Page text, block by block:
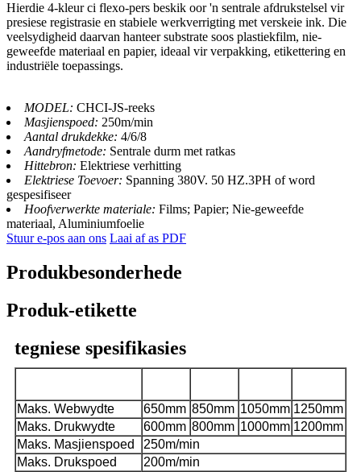
Hierdie 4-kleur ci flexo-pers beskik oor 'n sentrale afdrukstelsel vir
presiese registrasie en stabiele werkverrigting met verskeie ink. Die
veelsydigheid daarvan hanteer substrate soos plastiekfilm, nie-
geweefde materiaal en papier, ideaal vir verpakking, etikettering en
industriële toepassings.
MODEL: CHCI-JS-reeks
Masjienspoed: 250m/min
Aantal drukdekke: 4/6/8
Aandryfmetode: Sentrale durm met ratkas
Hittebron: Elektriese verhitting
Elektriese Toevoer: Spanning 380V. 50 HZ.3PH of word
gespesifiseer
Hoofverwerkte materiale: Films; Papier; Nie-geweefde
materiaal, Aluminiumfoelie
Stuur e-pos aan ons Laai af as PDF
Produkbesonderhede
Produk-etikette
tegniese spesifikasies
Maks. Webwydte
650mm 850mm 1050mm 1250mm
Maks. Drukwydte
600mm 800mm 1000mm 1200mm
Maks. Masjienspoed
250m/min
Maks. Drukspoed
200m/min